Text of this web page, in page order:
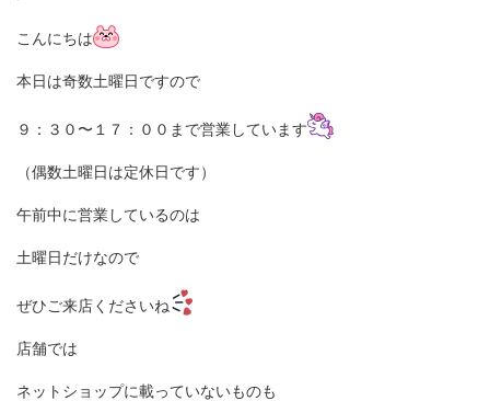
こんにちは
本日は奇数土曜日ですので
９：３０〜１７：００まで営業しています
（偶数土曜日は定休日です）
午前中に営業しているのは
土曜日だけなので
ぜひご来店くださいね
店舗では
ネットショップに載っていないものも